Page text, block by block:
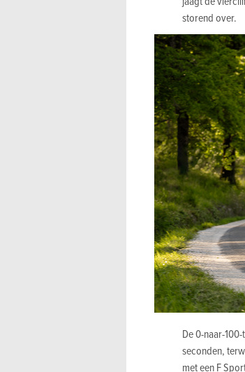
storend over.
De 0-naar-
seconden,
met een F